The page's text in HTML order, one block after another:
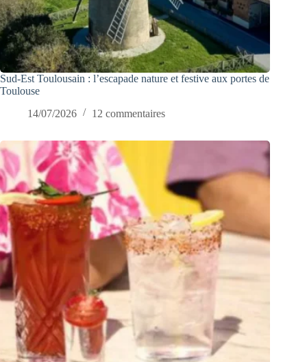
Sud-Est Toulousain : l’escapade nature et festive aux portes de
Toulouse
14/07/2026
12 commentaires